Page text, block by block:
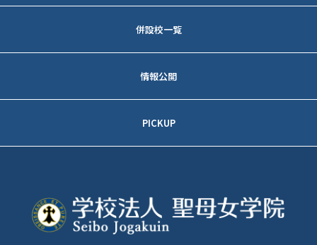
各学校トピックス
教育方針
理事長メッセージ
校訓
スクールシンボル
併設校一覧
京都 藤森キャンパス
─アクセス
─アクセス
─入試情報
情報公開
財務状況
学則
PICKUP
聖母女学院 本館及び
記念室の見学について